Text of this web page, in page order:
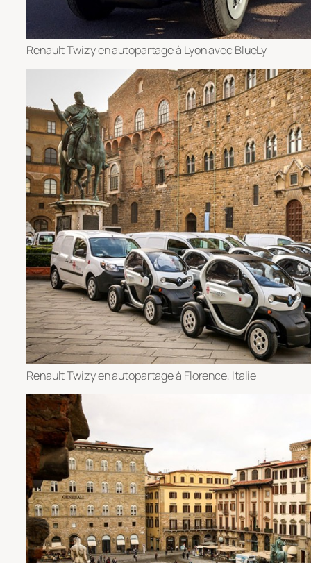
Renault Twizy en autopartage à Lyon avec BlueLy
Renault Twizy en autopartage à Florence, Italie